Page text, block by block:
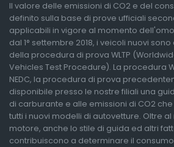
Il valore delle emissioni di CO2 e del
definito sulla base di prove ufficiali
applicabili in vigore al momento
dal 1° settembre 2018, i veicoli nuovi
della procedura di prova WLTP
Vehicles Test Procedure). La procedura
NEDC, la procedura di prova
disponibile presso le nostre filiali una
di carburante e alle emissioni di CO2
tutti i nuovi modelli di autovetture. Oltre
motore, anche lo stile di guida ed altri
contribuiscono a determinare il